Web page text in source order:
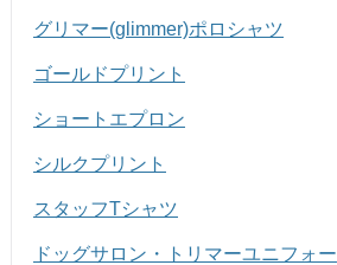
グリマー(glimmer)ポロシャツ
ゴールドプリント
ショートエプロン
シルクプリント
スタッフTシャツ
ドッグサロン・トリマーユニフォー